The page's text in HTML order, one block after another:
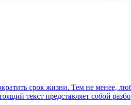
срок жизни. Тем не менее,
текст представляет собой